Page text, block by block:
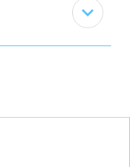
expand_less